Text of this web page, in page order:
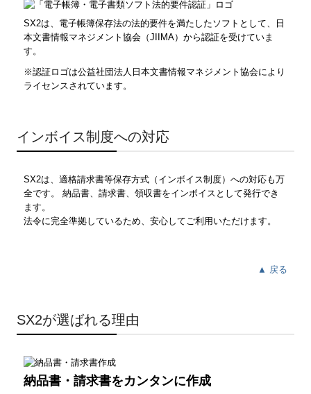
インボイス制度対応
経営者お役立ち情報
リンク集
お問合せ
SX2は、電子帳簿保存法の法的要件を満たしたソフトとして、日
本文書情報マネジメント協会（JIIMA）から認証を受けていま
す。
※認証ロゴは公益社団法人日本文書情報マネジメント協会により
ライセンスされています。
インボイス制度への対応
SX2は、適格請求書等保存方式（インボイス制度）への対応も万
全です。 納品書、請求書、領収書をインボイスとして発行でき
ます。
法令に完全準拠しているため、安心してご利用いただけます。
▲ 戻る
SX2が選ばれる理由
納品書・請求書をカンタンに作成